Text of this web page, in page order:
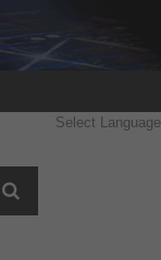
Select Language